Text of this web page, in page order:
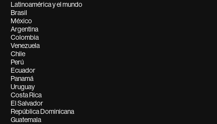
Latinoamérica y el mundo
Brasil
México
Argentina
Colombia
Venezuela
Chile
Perú
Ecuador
Panamá
Uruguay
Costa Rica
El Salvador
República Dominicana
Guatemala